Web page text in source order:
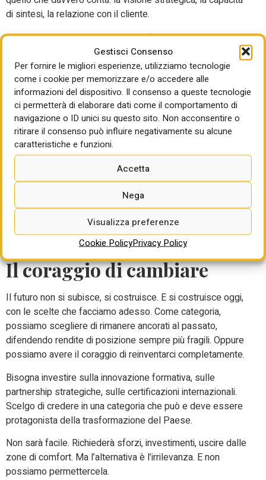
Gestisci Consenso
Per fornire le migliori esperienze, utilizziamo tecnologie
come i cookie per memorizzare e/o accedere alle
informazioni del dispositivo. Il consenso a queste tecnologie
ci permetterà di elaborare dati come il comportamento di
navigazione o ID unici su questo sito. Non acconsentire o
ritirare il consenso può influire negativamente su alcune
caratteristiche e funzioni.
Accetta
Nega
Visualizza preferenze
Cookie PolicyPrivacy Policy
di sintesi, la relazione con il cliente.
La responsabilità del
sapere
Ogni geometra che si forma non lo fa solo per sé stesso.
Lo fa per la sicurezza delle nostre case, per la qualità
delle nostre città, per il futuro dei nostri figli. Quando un
professionista studia le nuove normative antisismiche o
approfondisce le tecniche di efficienza energetica, sta
compiendo un atto di responsabilità civile.
Non è retorica. È la verità nuda e cruda: la qualità
dell’ambiente costruito dipende dalla preparazione di chi lo
progetta. Ogni errore, ogni approssimazione, ogni
competenza mancante si traduce in rischi concreti per la
Il coraggio di cambiare
Il futuro non si subisce, si costruisce. E si costruisce oggi,
con le scelte che facciamo adesso. Come categoria,
possiamo scegliere di rimanere ancorati al passato,
difendendo rendite di posizione sempre più fragili. Oppure
possiamo avere il coraggio di reinventarci completamente.
Bisogna investire sulla innovazione formativa, sulle
partnership strategiche, sulle certificazioni internazionali.
Scelgo di credere in una categoria che può e deve essere
protagonista della trasformazione del Paese.
Non sarà facile. Richiederà sforzi, investimenti, uscire dalle
zone di comfort. Ma l’alternativa è l’irrilevanza. E non
possiamo permettercela.